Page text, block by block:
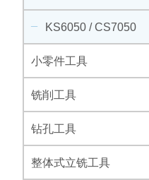
KS6050 / CS7050
小零件工具
铣削工具
钻孔工具
整体式立铣工具